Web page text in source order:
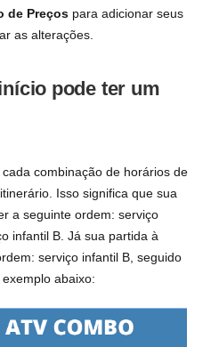
de Preços para adicionar seus
as alterações.
pode ter um
combinação de horários de
Isso significa que sua
a seguinte ordem: serviço
infantil B. Já sua partida à
serviço infantil B, seguido
abaixo: